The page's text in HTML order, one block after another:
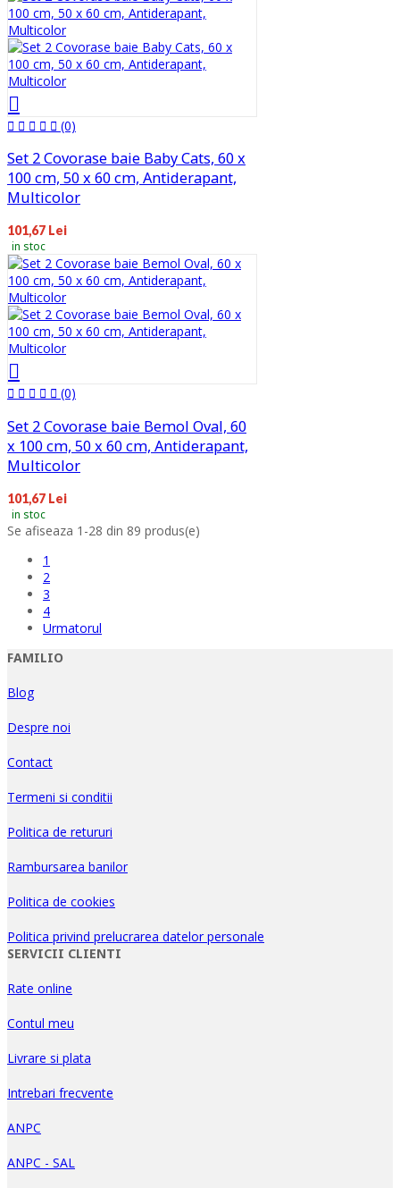
(0)
Set 2 Covorase baie Baby Cats, 60 x
100 cm, 50 x 60 cm, Antiderapant,
Multicolor
101,67 Lei
in stoc
(0)
Set 2 Covorase baie Bemol Oval, 60
x 100 cm, 50 x 60 cm, Antiderapant,
Multicolor
101,67 Lei
in stoc
Se afiseaza 1-28 din 89 produs(e)
1
2
3
4
Urmatorul
FAMILIO
Blog
Despre noi
Contact
Termeni si conditii
Politica de retururi
Rambursarea banilor
Politica de cookies
Politica privind prelucrarea datelor personale
SERVICII CLIENTI
Rate online
Contul meu
Livrare si plata
Intrebari frecvente
ANPC
ANPC - SAL